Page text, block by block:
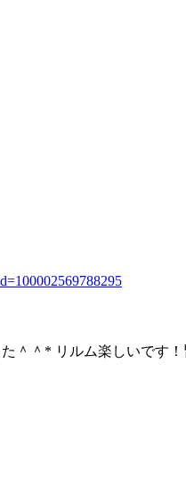
＾＾* リルム楽しいです